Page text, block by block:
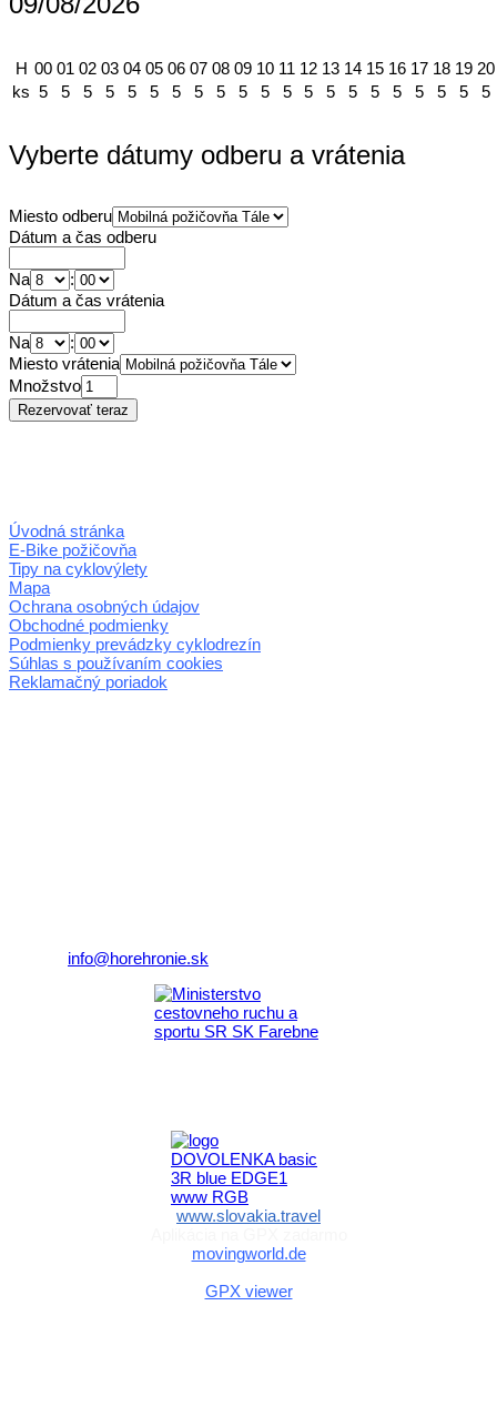
H 00 01 02 03 04 05 06 07 08 09 10 11 12 13 14 15 16 17 18 19 20
ks 5 5 5 5 5 5 5 5 5 5 5 5 5 5 5 5 5 5 5 5 5
Vyberte dátumy odberu a vrátenia
Miesto odberu
Dátum a čas odberu
Na
:
Dátum a čas vrátenia
Na
:
Miesto vrátenia
Množstvo
Úvodná stránka
E-Bike požičovňa
Tipy na cyklovýlety
Mapa
Ochrana osobných údajov
Obchodné podmienky
Podmienky prevádzky cyklodrezín
Súhlas s používaním cookies
Reklamačný poriadok
info@horehronie.sk
www.slovakia.travel
movingworld.de
GPX viewer